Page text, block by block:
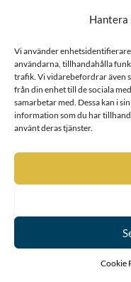
Hantera
Vi använder
användarna, tillhandahålla
trafik. Vi vidarebefordrar även
från din enhet till de sociala
samarbetar med. Dessa kan i
information som du har
använt deras tjänster.
Cookie
1907
2069
1726
Marcks von
263
Marcks von
1769
Marschalck
1963
von Matérn
1847
Maydell
1607
Ointroducerad
1873
von Morian
Morman